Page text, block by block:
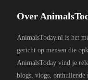
Over
AnimalsToday.nl is het
gericht op mensen die
AnimalsToday vind je
blogs, vlogs, onthullende